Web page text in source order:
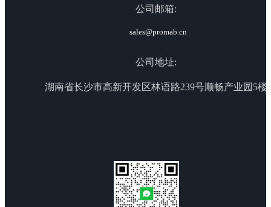
公司邮箱:
sales@promab.cn
公司地址:
湖南省长沙市高新开发区林语路239号顺畅产业园5楼